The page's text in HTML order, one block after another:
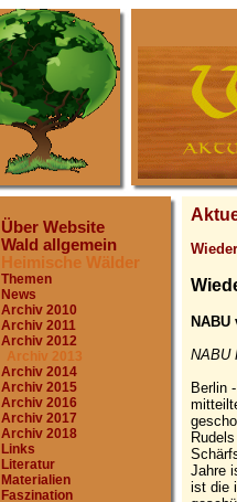
Über Website
Wald allgemein
Heimische Wälder
Themen
News
Archiv 2010
Archiv 2011
Archiv 2012
Archiv 2013
Archiv 2014
Archiv 2015
Archiv 2016
Archiv 2017
Archiv 2018
Links
Literatur
Materialien
Faszination
NABU
Berlin
Jahre
ist die